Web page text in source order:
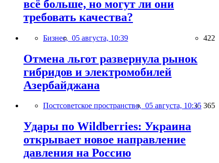
всё больше, но могут ли они
требовать качества?
Бизнес, 05 августа, 10:39 422
Отмена льгот развернула рынок
гибридов и электромобилей
Азербайджана
Постсоветское пространство, 05 августа, 10:35 365
Удары по Wildberries: Украина
открывает новое направление
давления на Россию